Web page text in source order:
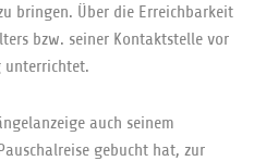
bringen. Über die Erreichbarkeit
bzw. seiner Kontaktstelle vor
unterrichtet.
auch seinem
gebucht hat, zur